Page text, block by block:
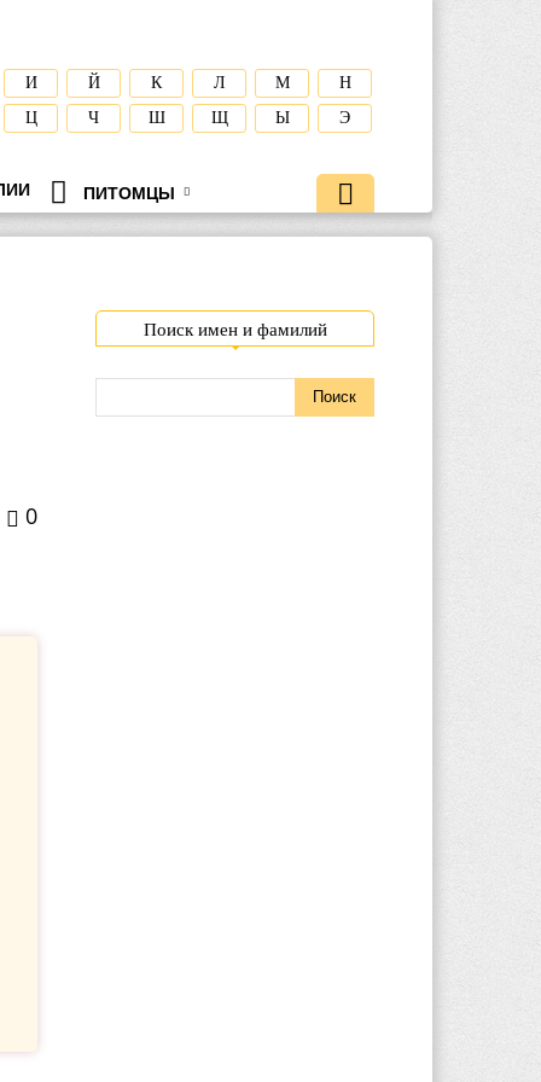
И Й К Л М
Н
Ц
Ч Ш Щ Ы Э
ПИТОМЦЫ
0
Поиск имен и фамилий